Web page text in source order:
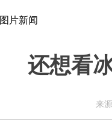
图片新闻
还想看
来